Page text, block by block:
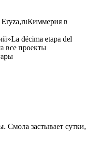
Киммерия в
La décima etapa del
все проекты
. Смола застывает сутки,